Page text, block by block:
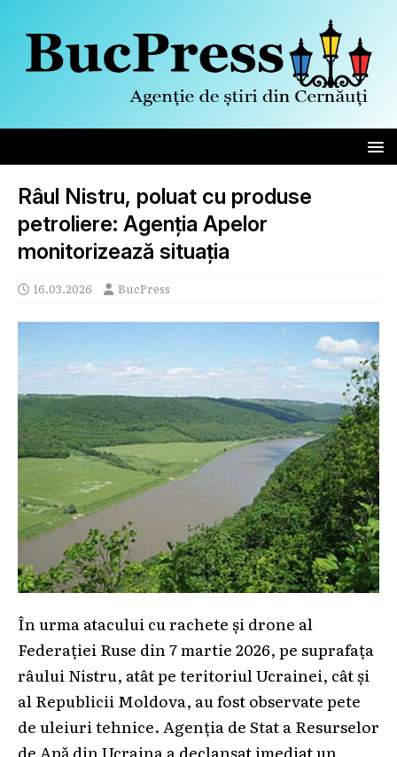
Râul Nistru, poluat cu produse
petroliere: Agenția Apelor
monitorizează situația
16.03.2026 BucPress
În urma atacului cu rachete și drone al
Federației Ruse din 7 martie 2026, pe suprafața
râului Nistru, atât pe teritoriul Ucrainei, cât și
al Republicii Moldova, au fost observate pete
de uleiuri tehnice. Agenția de Stat a Resurselor
de Apă din Ucraina a declanșat imediat un